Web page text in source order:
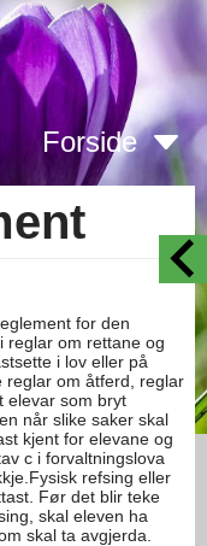
Forside
for den
reglar om rettane og
i lov eller på
reglar om åtferd, reglar
elevar som bryt
når slike saker skal
kjent for elevane og
c i forvaltningslova
refsing eller
Før det blir teke
skal eleven ha
skal ta avgjerda.